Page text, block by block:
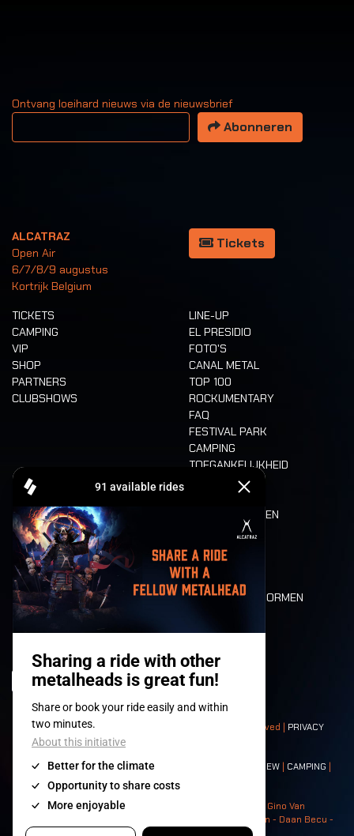
Ontvang loeihard nieuws via de nieuwsbrief
Uw email adres
Abonneren
ALCATRAZ
Open Air
6/7/8/9 augustus
Kortrijk Belgium
Tickets
TICKETS
CAMPING
VIP
SHOP
PARTNERS
CLUBSHOWS
LINE-UP
EL PRESIDIO
FOTO'S
CANAL METAL
TOP 100
ROCKUMENTARY
FAQ
FESTIVAL PARK
CAMPING
TOEGANKELIJKHEID
CASHLESS
ETEN EN DRINKEN
MOBILITEIT
LONE WOLVES
PLATTEGROND
DEATH RIDE
WAARDEN EN NORMEN
HISTORIEK
© 2008-2026- Apache Productions VZW – All rights reserved | PRIVACY
POLICY|ALGEMENE VOORWAARDEN
Contact:GENERAL| PARTNERSHIPS CREW | CAMPING |
NEIGHBOURS
Photos: Ann Kermans - Hans Van Hoof - Eliaz Bruggeman - Gino Van
Lancker - Tim Tronckoe - Elsie Roymans - Stijn Verbruggen - Daan Becu -
Claus Christa - Devid Camerlynck